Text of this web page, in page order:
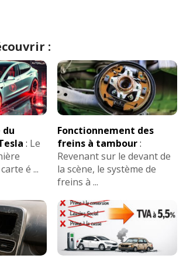
1 rapport
:
vireur: surpoids à l'avant)
/ Jantes :
Conso raisonnable
24kWh Electrique 109
témoignages) :
Leaf 24 kWh109 ch
Leaf 30 kWh109 ch2013
techniques:
:
1 rapport
vireur : surpoids à l'avant)
:
du
: Le
é ...
Fonctionnement des
freins à tambour:
Revenant sur le devant de
la scène, le système de
freins à ...